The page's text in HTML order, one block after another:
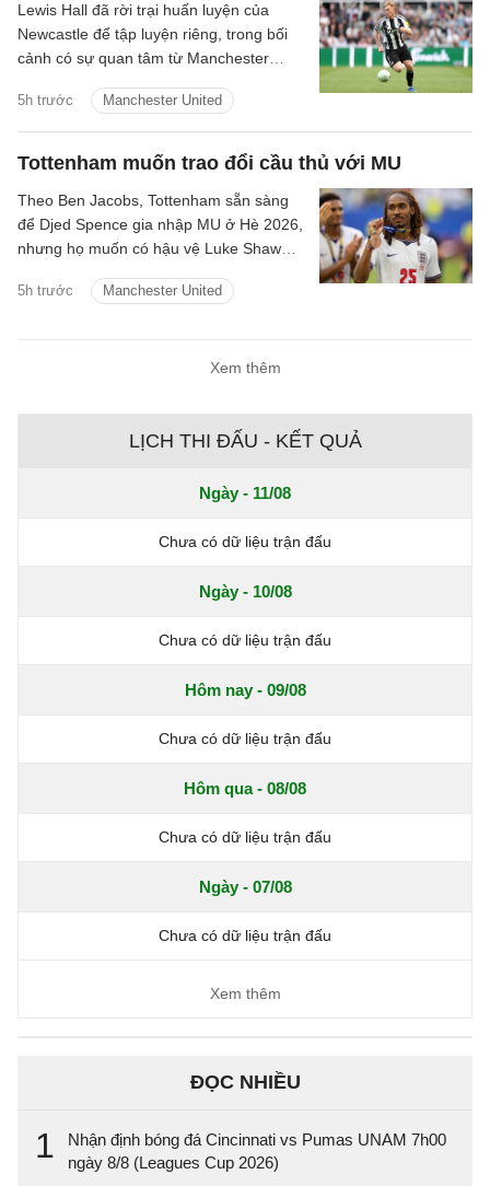
5h trước Manchester United
Lewis Hall đã rời trại huấn luyện của
Newcastle để tập luyện riêng, trong bối
cảnh có sự quan tâm từ Manchester
Tottenham muốn trao đổi cầu thủ với MU
5h trước Manchester United
Theo Ben Jacobs, Tottenham sẵn sàng
để Djed Spence gia nhập MU ở Hè 2026,
nhưng họ muốn có hậu vệ Luke Shaw
Xem thêm
LỊCH THI ĐẤU - KẾT QUẢ
Ngày - 11/08
Chưa có dữ liệu trận đấu
Ngày - 10/08
Chưa có dữ liệu trận đấu
Hôm nay - 09/08
Chưa có dữ liệu trận đấu
Hôm qua - 08/08
Chưa có dữ liệu trận đấu
Ngày - 07/08
Chưa có dữ liệu trận đấu
Xem thêm
ĐỌC NHIỀU
1
Nhận định bóng đá Cincinnati vs Pumas UNAM 7h00
ngày 8/8 (Leagues Cup 2026)